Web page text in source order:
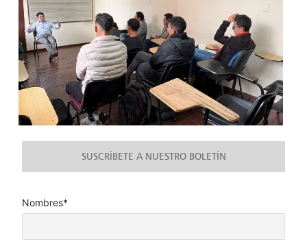
SUSCRÍBETE A NUESTRO BOLETÍN
Nombres*